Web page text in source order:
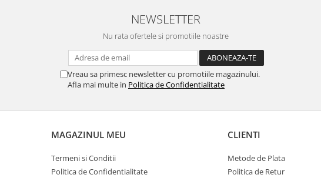
NEWSLETTER
Nu rata ofertele si promotiile noastre
Vreau sa primesc newsletter cu promotiile magazinului.
Afla mai multe in Politica de Confidentialitate
MAGAZINUL MEU
Termeni si Conditii
Politica de Confidentialitate
CLIENTI
Metode de Plata
Politica de Retur